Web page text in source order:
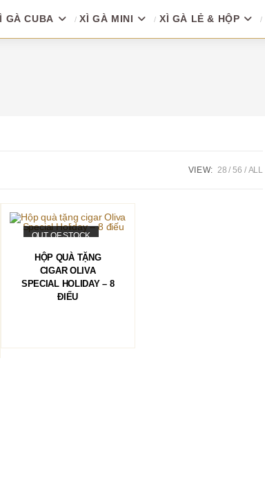
GÀ CUBA XÌ GÀ MINI XÌ GÀ LẺ & HỘP
VIEW: 28 56 ALL
OUT OF STOCK
ĐỌC TIẾP
HỘP QUÀ TẶNG
CIGAR OLIVA
SPECIAL HOLIDAY – 8
ĐIẾU